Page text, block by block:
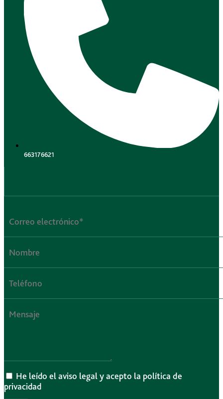
663176621
He leído el aviso legal y acepto la política de
privacidad